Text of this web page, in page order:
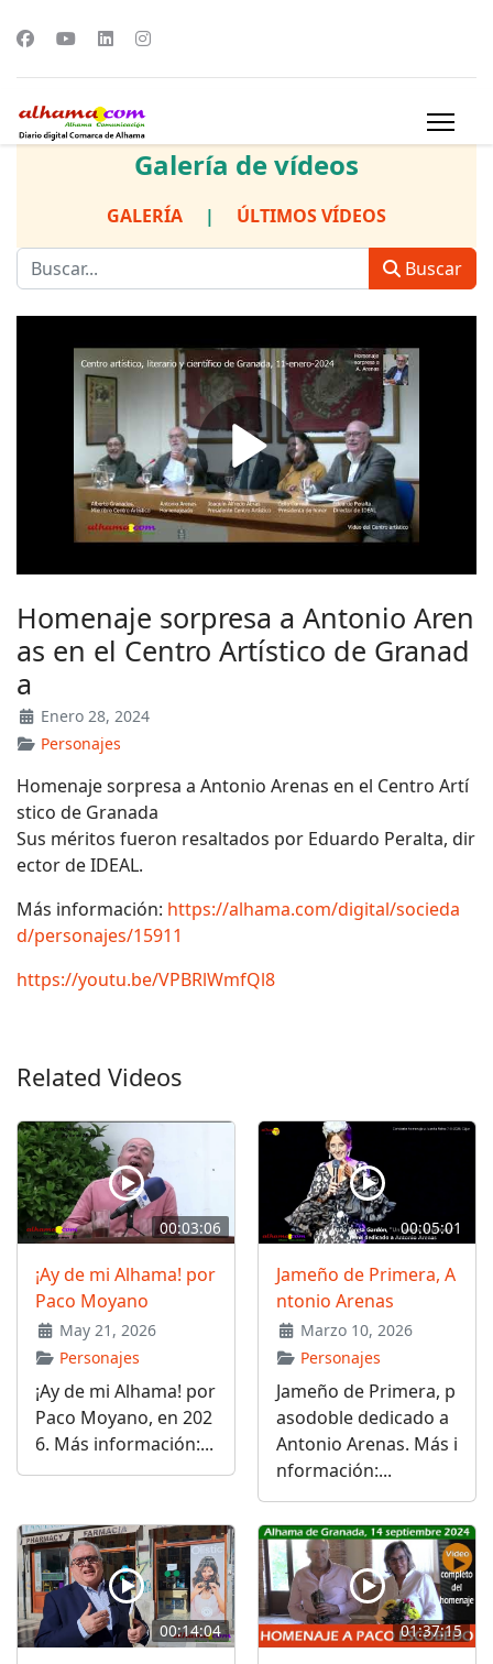
Galería de vídeos
GALERÍA | ÚLTIMOS VÍDEOS
Buscar
Homenaje sorpresa a Antonio Aren
as en el Centro Artístico de Granad
a
Enero 28, 2024
Personajes
Homenaje sorpresa a Antonio Arenas en el Centro Artí
stico de Granada
Sus méritos fueron resaltados por Eduardo Peralta, dir
ector de IDEAL.
Más información: https://alhama.com/digital/socieda
d/personajes/15911
https://youtu.be/VPBRlWmfQl8
Related Videos
00:03:06
¡Ay de mi Alhama! por
Paco Moyano
May 21, 2026
Personajes
¡Ay de mi Alhama! por
Paco Moyano, en 202
6. Más información:...
00:05:01
Jameño de Primera, A
ntonio Arenas
Marzo 10, 2026
Personajes
Jameño de Primera, p
asodoble dedicado a
Antonio Arenas. Más i
nformación:...
00:14:04 01:37:15